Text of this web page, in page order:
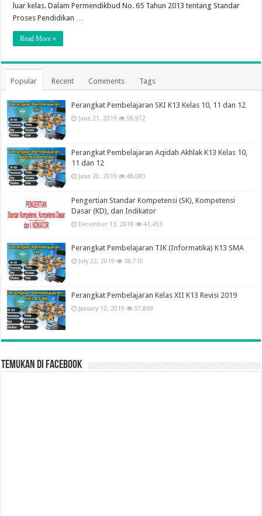
luar kelas. Dalam Permendikbud No. 65 Tahun 2013 tentang Standar
Proses Pendidikan …
Read More »
Popular Recent Comments Tags
Perangkat Pembelajaran SKI K13 Kelas 10, 11 dan 12
June 21, 2019 58,972
Perangkat Pembelajaran Aqidah Akhlak K13 Kelas 10,
11 dan 12
June 20, 2019 48,083
Pengertian Standar Kompetensi (SK), Kompetensi
Dasar (KD), dan Indikator
December 13, 2018 41,453
Perangkat Pembelajaran TIK (Informatika) K13 SMA
July 22, 2019 38,710
Perangkat Pembelajaran Kelas XII K13 Revisi 2019
January 12, 2019 37,869
Temukan di Facebook